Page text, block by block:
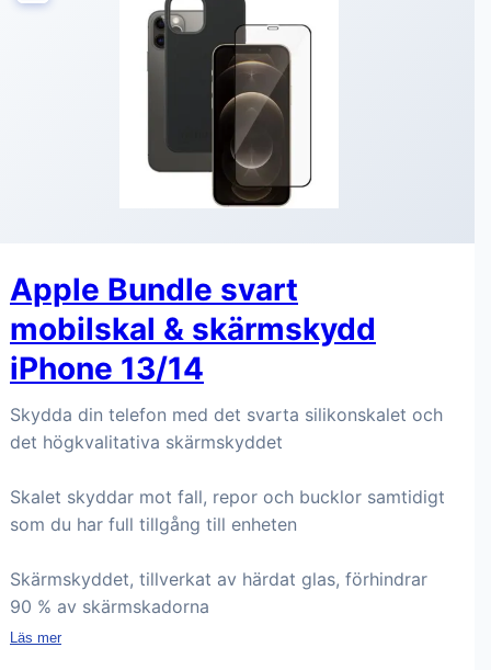
Apple Bundle svart
mobilskal & skärmskydd
iPhone 13/14
Skydda din telefon med det svarta silikonskalet och
det högkvalitativa skärmskyddet
Skalet skyddar mot fall, repor och bucklor samtidigt
som du har full tillgång till enheten
Skärmskyddet, tillverkat av härdat glas, förhindrar
90 % av skärmskadorna
Läs mer